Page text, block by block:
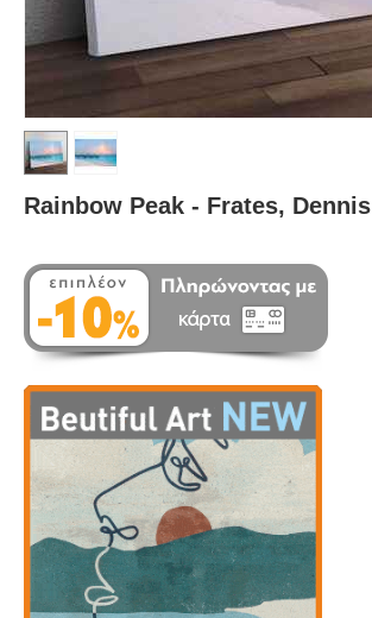
Rainbow Peak - Frates, Dennis